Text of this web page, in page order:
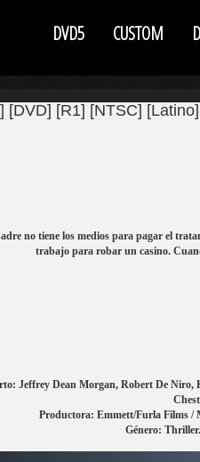
DVD5 CUSTOM
[R1] [NTSC]
no tiene los medios para pagar el
trabajo para robar un casino.
Jeffrey Dean Morgan, Robert De Niro,
Productora: Emmett/Furla Films /
Género: